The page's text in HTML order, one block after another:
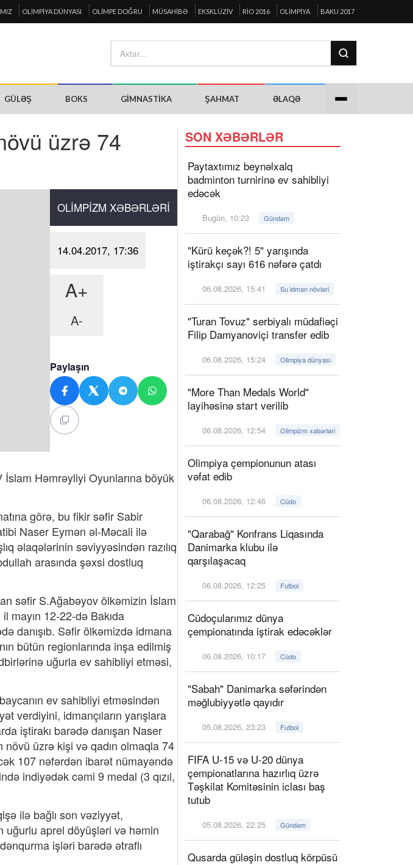
OLIMPIYA DÜNYASI OLIMPE DOĞRU MÜSAHIBƏ EKSKLÜZIV RIO 2016 OLIMPIYA BAKU 2017
GÜLƏŞ BOKS GIMNASTIKA ŞAHMAT ƏLAQƏ
üzrə 74
OLIMPIZM XƏBƏRLƏRI
14.04.2017, 17:36
A+
A-
Paylaşın
Həmrəyliyi Oyunlarına böyük
görə, bu fikir səfir Sabir
Naser Eymən əl-Məcali ilə
əlaqələrinin səviyyəsindən razılıq
arasında şəxsi dostluq
səfir S.Ağabəyov ölkəmizin İslam
mayın 12-22-də Bakıda
danışıb. Səfir ölkəmizdə idmana
bütün regionlarında inşa edilmiş
uğurla ev sahibliyi etməsi,
ev sahibliyi etməsindən
verdiyini, idmançıların yarışlara
iştirakı barədə danışan Naser
üzrə kişi və qadın olmaqla 74
107 nəfərdən ibarət nümayəndə
indiyədək cəmi 9 medal (3 qızıl,
ilə bağlı son vəziyyət,
uğurlu aprel döyüşləri və həmin
işləri barədə ətraflı
SON XƏBƏRLƏR
Paytaxtımız beynəlxalq
badminton turnirinə ev sahibliyi
edəcək
Bugün, 10:23 Gündəm
"Kürü keçək?! 5" yarışında
iştirakçı sayı 616 nəfərə çatdı
06.08.2026, 15:41 Su idman növləri
"Turan Tovuz" serbiyalı müdafiəçi
Filip Damyanoviçi transfer edib
06.08.2026, 15:24 Olimpiya dünyası
"More Than Medals World"
layihəsinə start verilib
06.08.2026, 12:54 Olimpizm xəbərləri
Olimpiya çempionunun atası
vəfat edib
06.08.2026, 12:46 Cüdo
"Qarabağ" Konfrans Liqasında
Danimarka klubu ilə
qarşılaşacaq
06.08.2026, 12:25 Futbol
Cüdoçularımız dünya
çempionatında iştirak edəcəklər
06.08.2026, 10:17 Cüdo
"Sabah" Danimarka səfərindən
məğlubiyyətlə qayıdır
05.08.2026, 23:23 Futbol
FIFA U-15 və U-20 dünya
çempionatlarına hazırlıq üzrə
Təşkilat Komitəsinin iclası baş
tutub
05.08.2026, 22:25 Gündəm
Qusarda güləşin dostluq körpüsü